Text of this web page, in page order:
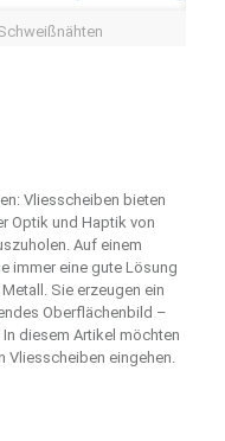
Vliesscheiben bieten
Optik und Haptik von
Auf einem
immer eine gute Lösung
Sie erzeugen ein
Oberflächenbild –
diesem Artikel möchten
Vliesscheiben eingehen.